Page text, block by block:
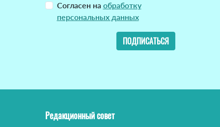
Согласен на обработку
персональных данных
ПОДПИСАТЬСЯ
Редакционный совет